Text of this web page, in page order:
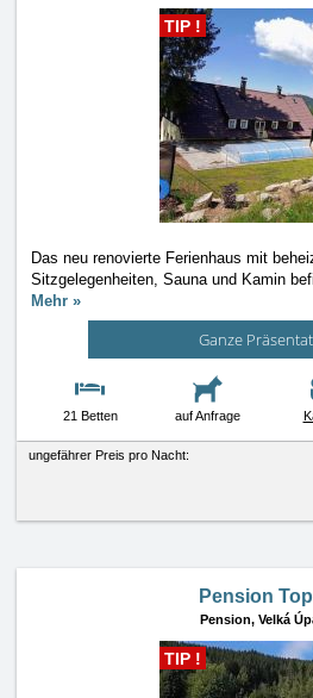
TIP !
Das neu renovierte Ferienhaus mit
Sitzgelegenheiten, Sauna und Kamin
Mehr »
Ganze
21 Betten auf Anfrage
ungefährer Preis pro Nacht:
Pension
Pension, Velká
TIP !